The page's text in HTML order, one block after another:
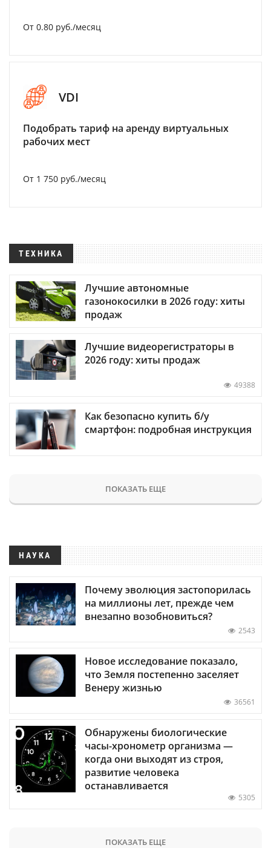
От 0.80 руб./месяц
VDI
Подобрать тариф на аренду виртуальных
рабочих мест
От 1 750 руб./месяц
ТЕХНИКА
Лучшие автономные
газонокосилки в 2026 году: хиты
продаж
Лучшие видеорегистраторы в
2026 году: хиты продаж
49388
Как безопасно купить б/у
смартфон: подробная инструкция
ПОКАЗАТЬ ЕЩЕ
НАУКА
Почему эволюция застопорилась
на миллионы лет, прежде чем
внезапно возобновиться?
2543
Новое исследование показало,
что Земля постепенно заселяет
Венеру жизнью
36561
Обнаружены биологические
часы-хронометр организма —
когда они выходят из строя,
развитие человека
останавливается
5305
ПОКАЗАТЬ ЕЩЕ